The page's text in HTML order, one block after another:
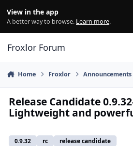
View in the app
A better way to browse. Learn more.
Froxlor Forum
Home Froxlor Announcements
Release Candidate
Lightweight and
0.9.32 rc release candidate